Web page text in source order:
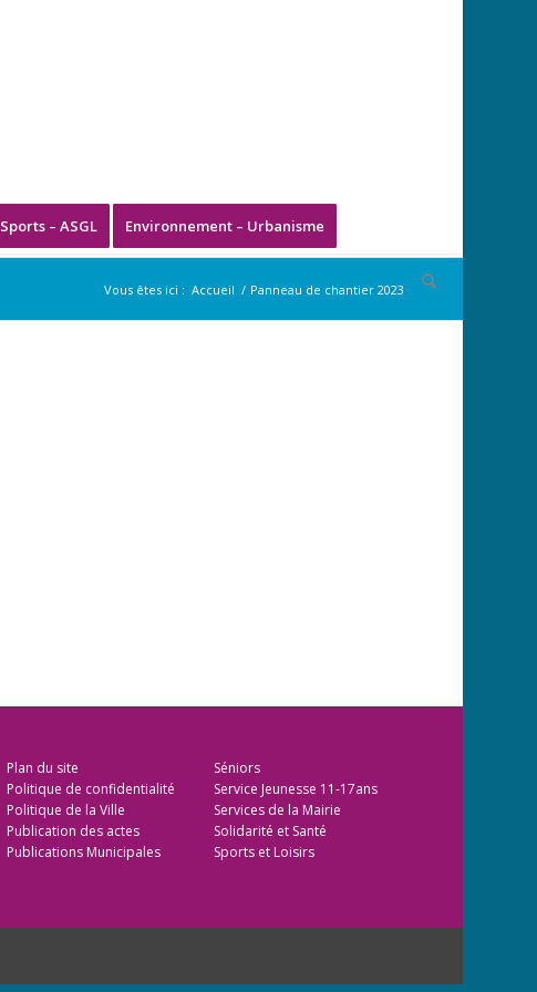
Sports – ASGL Environnement – Urbanisme
Vous êtes ici : Accueil / Panneau de chantier 2023
Plan du site
Politique de confidentialité
Politique de la Ville
Publication des actes
Publications Municipales
Séniors
Service Jeunesse 11-17ans
Services de la Mairie
Solidarité et Santé
Sports et Loisirs